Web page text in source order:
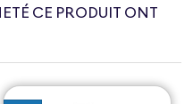
CE PRODUIT ONT